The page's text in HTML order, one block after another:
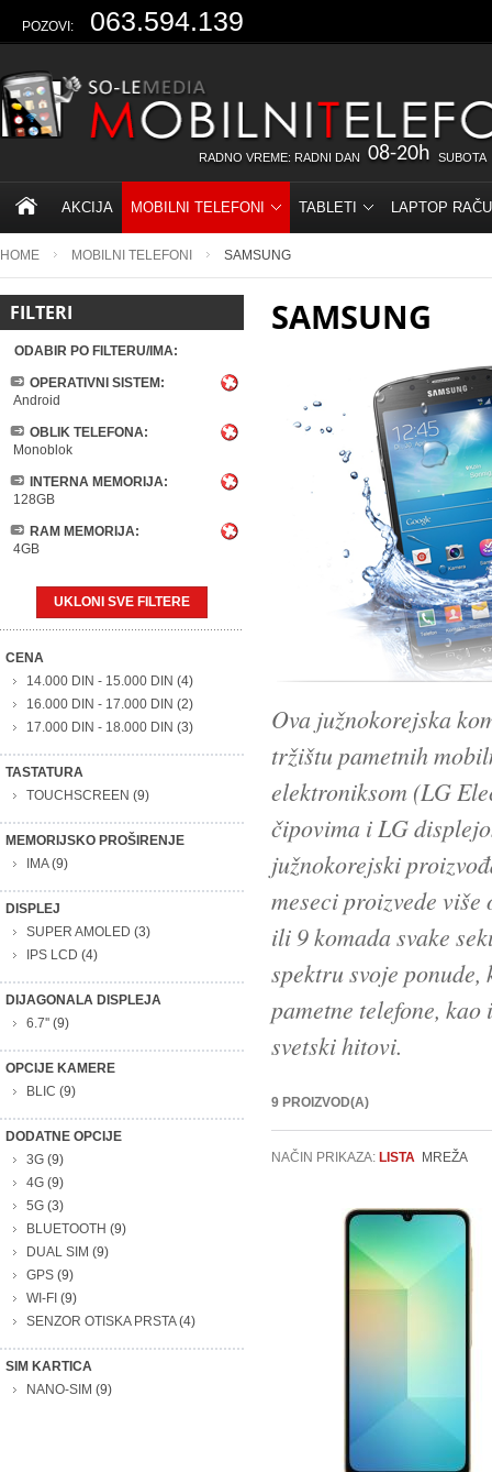
POZOVI: 063.594.139
RADNO VREME: RADNI DAN 08-20h SUBOTA
AKCIJA MOBILNI TELEFONI TABLETI LAPTOP
HOME MOBILNI TELEFONI SAMSUNG
FILTERI
ODABIR PO FILTERU/IMA:
OPERATIVNI SISTEM:
Android
OBLIK TELEFONA:
Monoblok
INTERNA MEMORIJA:
128GB
RAM MEMORIJA:
4GB
UKLONI SVE FILTERE
CENA
14.000 DIN - 15.000 DIN (4)
16.000 DIN - 17.000 DIN (2)
17.000 DIN - 18.000 DIN (3)
TASTATURA
TOUCHSCREEN (9)
MEMORIJSKO PROŠIRENJE
IMA(9)
DISPLEJ
SUPER AMOLED (3)
IPS LCD (4)
DIJAGONALA DISPLEJA
6.7'' (9)
OPCIJE KAMERE
BLIC (9)
DODATNE OPCIJE
3G (9)
4G (9)
5G (3)
BLUETOOTH (9)
DUAL SIM (9)
GPS (9)
WI-FI (9)
SENZOR OTISKA PRSTA(4)
SIM KARTICA
NANO-SIM (9)
SAMSUNG
Ova južnokorejska
tržištu pametnih
elektroniksom (LG
čipovima i LG
južnokorejski
meseci proizvede
ili 9 komada svake
spektru svoje
pametne telefone,
svetski hitovi.
9 PROIZVOD(A)
NAČIN PRIKAZA: LISTA MREŽA